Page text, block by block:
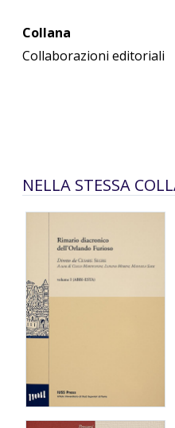
Collana
Collaborazioni editoriali
NELLA STESSA